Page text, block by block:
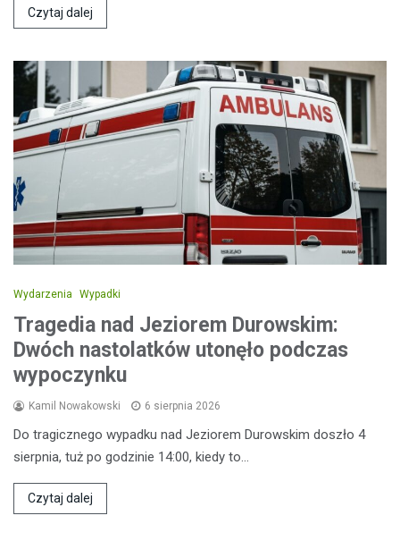
Czytaj dalej
Wydarzenia Wypadki
Tragedia nad Jeziorem Durowskim:
Dwóch nastolatków utonęło podczas
wypoczynku
Kamil Nowakowski 6 sierpnia 2026
Do tragicznego wypadku nad Jeziorem Durowskim doszło 4
sierpnia, tuż po godzinie 14:00, kiedy to…
Czytaj dalej